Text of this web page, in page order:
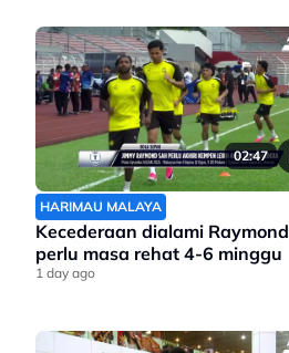
02:47
HARIMAU MALAYA
Kecederaan dialami Raymond
perlu masa rehat 4-6 minggu
1 day ago